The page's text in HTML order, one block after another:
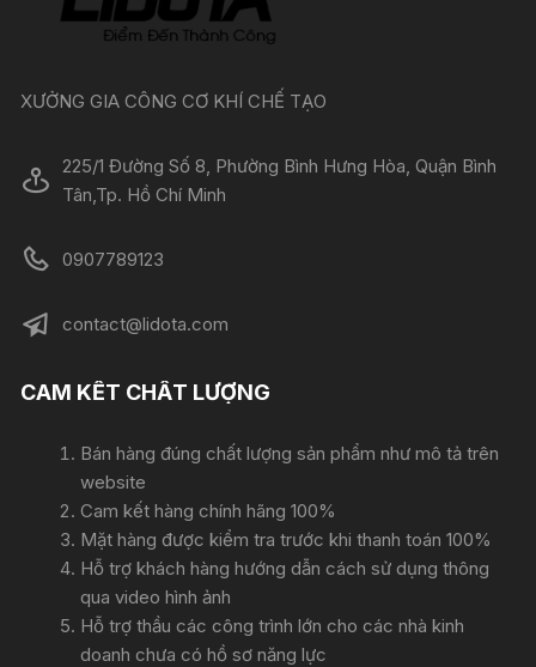
XƯỞNG GIA CÔNG CƠ KHÍ CHẾ TẠO
225/1 Đường Số 8, Phường Bình Hưng Hòa, Quận Bình
Tân,Tp. Hồ Chí Minh
0907789123
contact@lidota.com
CAM KẾT CHẤT LƯỢNG
Bán hàng đúng chất lượng sản phẩm như mô tả trên
website
Cam kết hàng chính hãng 100%
Mặt hàng được kiểm tra trước khi thanh toán 100%
Hỗ trợ khách hàng hướng dẫn cách sử dụng thông
qua video hình ảnh
Hỗ trợ thầu các công trình lớn cho các nhà kinh
doanh chưa có hồ sơ năng lực